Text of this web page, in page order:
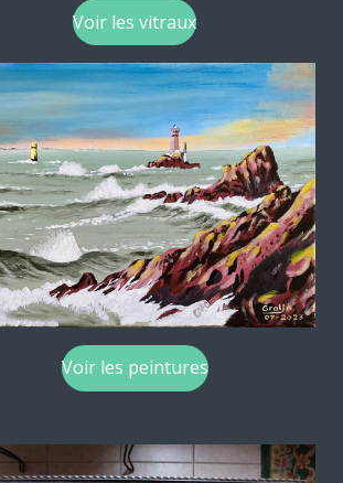
Voir les vitraux
Voir les peintures